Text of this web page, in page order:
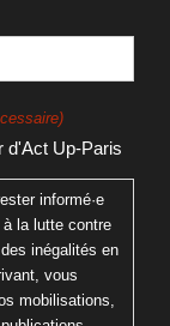
informé·e
la lutte contre
inégalités en
vous
mobilisations,
le lien présent